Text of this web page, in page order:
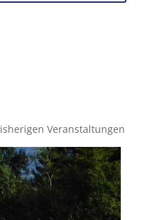
Veranstaltungen